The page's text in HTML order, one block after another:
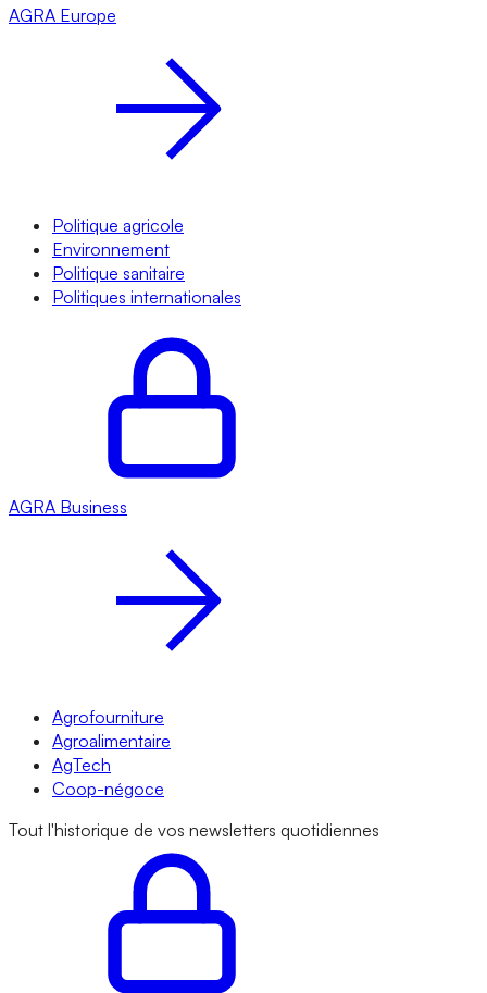
AGRA Europe
Politique agricole
Environnement
Politique sanitaire
Politiques internationales
AGRA Business
Agrofourniture
Agroalimentaire
AgTech
Coop-négoce
Tout l'historique de vos newsletters quotidiennes